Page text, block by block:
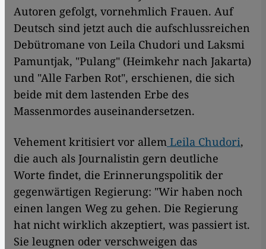
Autoren gefolgt, vornehmlich Frauen. Auf
Deutsch sind jetzt auch die aufschlussreichen
Debütromane von Leila Chudori und Laksmi
Pamuntjak, "Pulang" (Heimkehr nach Jakarta)
und "Alle Farben Rot", erschienen, die sich
beide mit dem lastenden Erbe des
Massenmordes auseinandersetzen.
Vehement kritisiert vor allem Leila Chudori,
die auch als Journalistin gern deutliche
Worte findet, die Erinnerungspolitik der
gegenwärtigen Regierung: "Wir haben noch
einen langen Weg zu gehen. Die Regierung
hat nicht wirklich akzeptiert, was passiert ist.
Sie leugnen oder verschweigen das